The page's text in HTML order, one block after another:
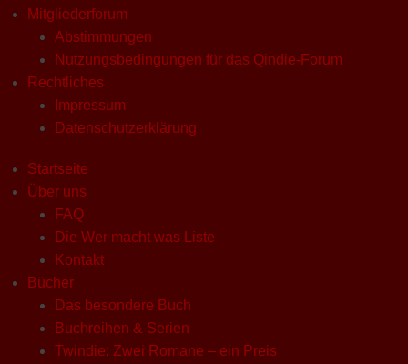
Mitgliederforum
Abstimmungen
Nutzungsbedingungen für das Qindie-Forum
Rechtliches
Impressum
Datenschutzerklärung
Startseite
Über uns
FAQ
Die Wer macht was Liste
Kontakt
Bücher
Das besondere Buch
Buchreihen & Serien
Twindie: Zwei Romane – ein Preis